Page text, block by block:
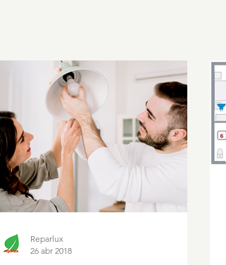
Reparlux
26 abr 2018